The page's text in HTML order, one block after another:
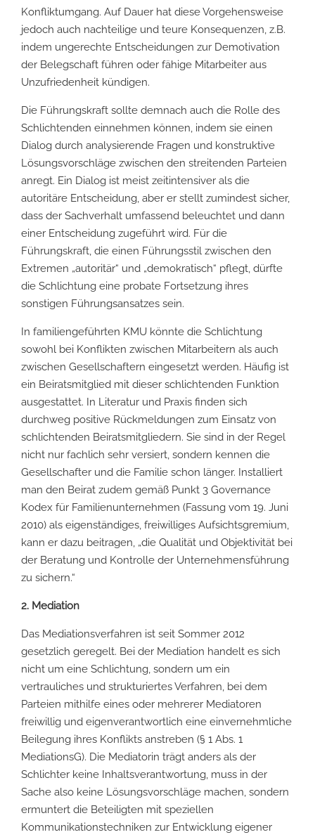
Konfliktumgang. Auf Dauer hat diese Vorgehensweise
jedoch auch nachteilige und teure Konsequenzen, z.B.
indem ungerechte Entscheidungen zur Demotivation
der Belegschaft führen oder fähige Mitarbeiter aus
Unzufriedenheit kündigen.
Die Führungskraft sollte demnach auch die Rolle des
Schlichtenden einnehmen können, indem sie einen
Dialog durch analysierende Fragen und konstruktive
Lösungsvorschläge zwischen den streitenden Parteien
anregt. Ein Dialog ist meist zeitintensiver als die
autoritäre Entscheidung, aber er stellt zumindest sicher,
dass der Sachverhalt umfassend beleuchtet und dann
einer Entscheidung zugeführt wird. Für die
Führungskraft, die einen Führungsstil zwischen den
Extremen „autoritär“ und „demokratisch“ pflegt, dürfte
die Schlichtung eine probate Fortsetzung ihres
sonstigen Führungsansatzes sein.
In familiengeführten KMU könnte die Schlichtung
sowohl bei Konflikten zwischen Mitarbeitern als auch
zwischen Gesellschaftern eingesetzt werden. Häufig ist
ein Beiratsmitglied mit dieser schlichtenden Funktion
ausgestattet. In Literatur und Praxis finden sich
durchweg positive Rückmeldungen zum Einsatz von
schlichtenden Beiratsmitgliedern. Sie sind in der Regel
nicht nur fachlich sehr versiert, sondern kennen die
Gesellschafter und die Familie schon länger. Installiert
man den Beirat zudem gemäß Punkt 3 Governance
Kodex für Familienunternehmen (Fassung vom 19. Juni
2010) als eigenständiges, freiwilliges Aufsichtsgremium,
kann er dazu beitragen, „die Qualität und Objektivität bei
der Beratung und Kontrolle der Unternehmensführung
zu sichern.“
2. Mediation
Das Mediationsverfahren ist seit Sommer 2012
gesetzlich geregelt. Bei der Mediation handelt es sich
nicht um eine Schlichtung, sondern um ein
vertrauliches und strukturiertes Verfahren, bei dem
Parteien mithilfe eines oder mehrerer Mediatoren
freiwillig und eigenverantwortlich eine einvernehmliche
Beilegung ihres Konflikts anstreben (§ 1 Abs. 1
MediationsG). Die Mediatorin trägt anders als der
Schlichter keine Inhaltsverantwortung, muss in der
Sache also keine Lösungsvorschläge machen, sondern
ermuntert die Beteiligten mit speziellen
Kommunikationstechniken zur Entwicklung eigener